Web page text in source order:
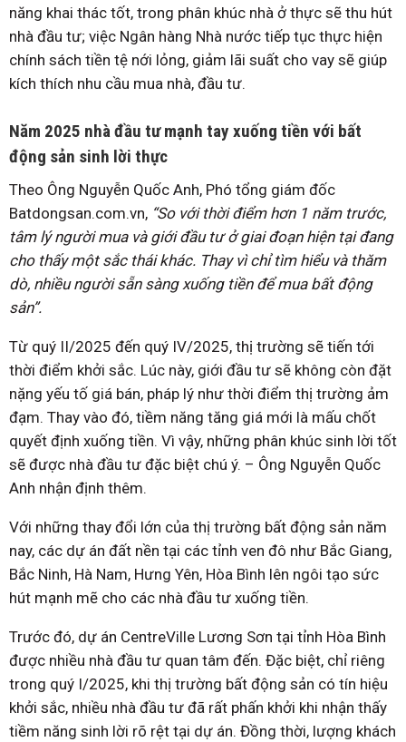
năng khai thác tốt, trong phân khúc nhà ở thực sẽ thu hút
nhà đầu tư; việc Ngân hàng Nhà nước tiếp tục thực hiện
chính sách tiền tệ nới lỏng, giảm lãi suất cho vay sẽ giúp
kích thích nhu cầu mua nhà, đầu tư.
Năm 2025 nhà đầu tư mạnh tay xuống tiền với bất
động sản sinh lời thực
Theo Ông Nguyễn Quốc Anh, Phó tổng giám đốc
Batdongsan.com.vn, “So với thời điểm hơn 1 năm trước,
tâm lý người mua và giới đầu tư ở giai đoạn hiện tại đang
cho thấy một sắc thái khác. Thay vì chỉ tìm hiểu và thăm
dò, nhiều người sẵn sàng xuống tiền để mua bất động
sản”.
Từ quý II/2025 đến quý IV/2025, thị trường sẽ tiến tới
thời điểm khởi sắc. Lúc này, giới đầu tư sẽ không còn đặt
nặng yếu tố giá bán, pháp lý như thời điểm thị trường ảm
đạm. Thay vào đó, tiềm năng tăng giá mới là mấu chốt
quyết định xuống tiền. Vì vậy, những phân khúc sinh lời tốt
sẽ được nhà đầu tư đặc biệt chú ý. – Ông Nguyễn Quốc
Anh nhận định thêm.
Với những thay đổi lớn của thị trường bất động sản năm
nay, các dự án đất nền tại các tỉnh ven đô như Bắc Giang,
Bắc Ninh, Hà Nam, Hưng Yên, Hòa Bình lên ngôi tạo sức
hút mạnh mẽ cho các nhà đầu tư xuống tiền.
Trước đó, dự án CentreVille Lương Sơn tại tỉnh Hòa Bình
được nhiều nhà đầu tư quan tâm đến. Đặc biệt, chỉ riêng
trong quý I/2025, khi thị trường bất động sản có tín hiệu
khởi sắc, nhiều nhà đầu tư đã rất phấn khởi khi nhận thấy
tiềm năng sinh lời rõ rệt tại dự án. Đồng thời, lượng khách